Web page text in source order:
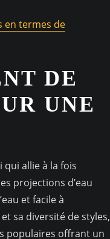
en termes de
DE
UNE
qui allie à la fois
projections d’eau
et facile à
sa diversité de styles,
populaires offrant un